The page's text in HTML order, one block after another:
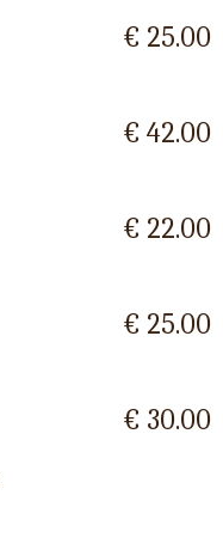
€ 25.00
€ 42.00
€ 22.00
€ 25.00
€ 30.00